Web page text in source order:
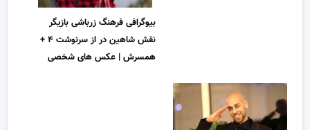
بیوگرافی فرهنگ زرباشی بازیگر
نقش شاهین در از سرنوشت ۴ +
همسرش | عکس های شخصی